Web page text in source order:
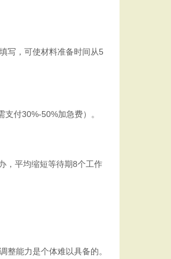
写，可使材料准备时间从5
付30%-50%加急费）。
，平均缩短等待期8个工作
能力是个体难以具备的。